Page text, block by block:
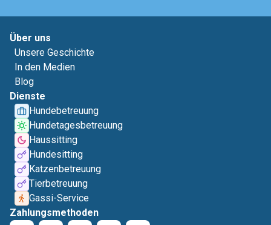
Über uns
Unsere Geschichte
In den Medien
Blog
Dienste
Hundebetreuung
Hundetagesbetreuung
Haussitting
Hundesitting
Katzenbetreuung
Tierbetreuung
Gassi-Service
Zahlungsmethoden